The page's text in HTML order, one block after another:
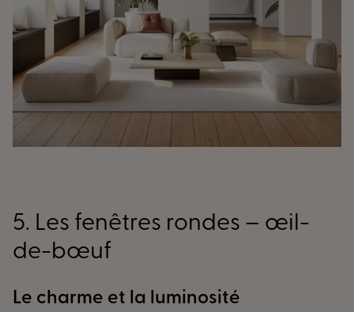
5. Les fenêtres rondes – œil-
de-bœuf
Le charme et la luminosité